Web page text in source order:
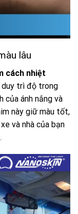
lâu
cách nhiệt
trì độ trong
của ánh nắng và
này giữ màu tốt,
và nhà của bạn